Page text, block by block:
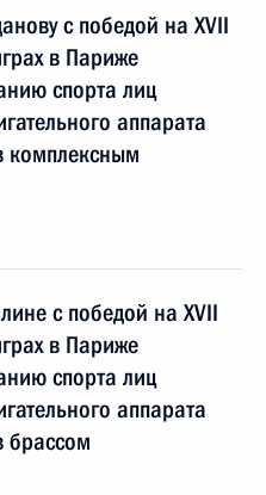
с победой на XVII
в Париже
спорта лиц
аппарата
комплексным
с победой на XVII
в Париже
спорта лиц
аппарата
брассом